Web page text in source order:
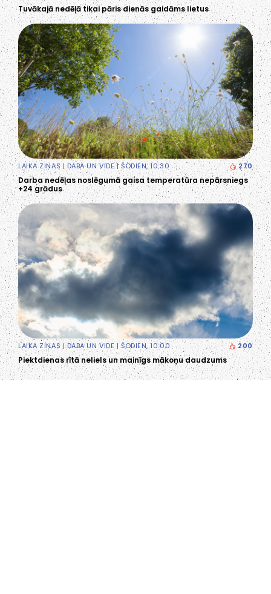
Tuvākajā nedēļā tikai pāris dienās gaidāms lietus
LAIKA ZIŅAS|DABA UN VIDE| ŠODIEN, 10:30 270
Darba nedēļas noslēgumā gaisa temperatūra nepārsniegs
+24 grādus
LAIKA ZIŅAS|DABA UN VIDE| ŠODIEN, 10:00 200
Piektdienas rītā neliels un mainīgs mākoņu daudzums